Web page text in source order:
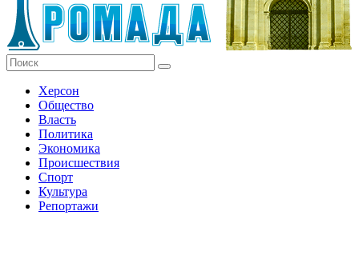
Херсон
Общество
Власть
Политика
Экономика
Происшествия
Спорт
Культура
Репортажи